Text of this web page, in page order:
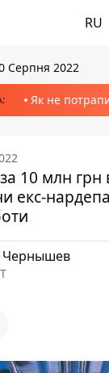
RU
Серпня 2022
Як не
10 млн грн
екс-